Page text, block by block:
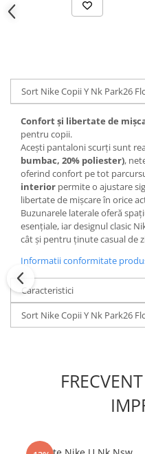
Sort Nike Copii Y Nk Park26
Confort și libertate de
pentru copii.
Acești pantaloni scurți sunt
bumbac, 20% poliester),
oferind confort pe tot
interior permite o ajustare
libertate de mișcare în orice
Buzunarele laterale oferă
esențiale, iar designul clasic
cât și pentru ținute casual de
Informatii conformitate
Caracteristici
Sort Nike Copii Y Nk Park26